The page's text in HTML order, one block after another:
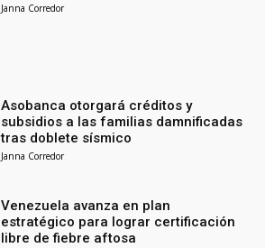
Janna Corredor
Asobanca otorgará créditos y
subsidios a las familias damnificadas
tras doblete sísmico
Janna Corredor
Venezuela avanza en plan
estratégico para lograr certificación
libre de fiebre aftosa